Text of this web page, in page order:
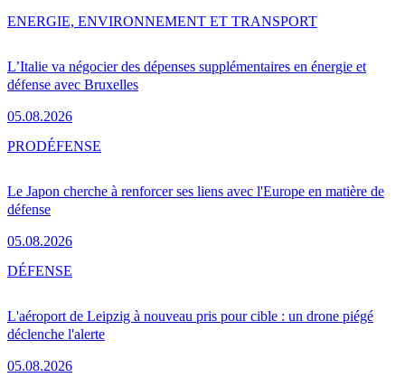
L’Italie va négocier des dépenses supplémentaires en énergie et
défense avec Bruxelles
05.08.2026
ENERGIE, ENVIRONNEMENT ET TRANSPORT
Le Japon cherche à renforcer ses liens avec l'Europe en matière de
défense
05.08.2026
PRODÉFENSE
L'aéroport de Leipzig à nouveau pris pour cible : un drone piégé
déclenche l'alerte
05.08.2026
DÉFENSE